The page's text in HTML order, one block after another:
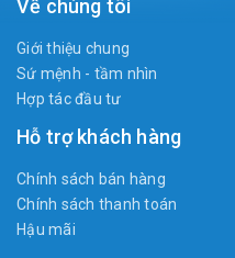
Về chúng tôi
Giới thiệu chung
Sứ mệnh - tầm nhìn
Hợp tác đầu tư
Hỗ trợ khách hàng
Chính sách bán hàng
Chính sách thanh toán
Hậu mãi